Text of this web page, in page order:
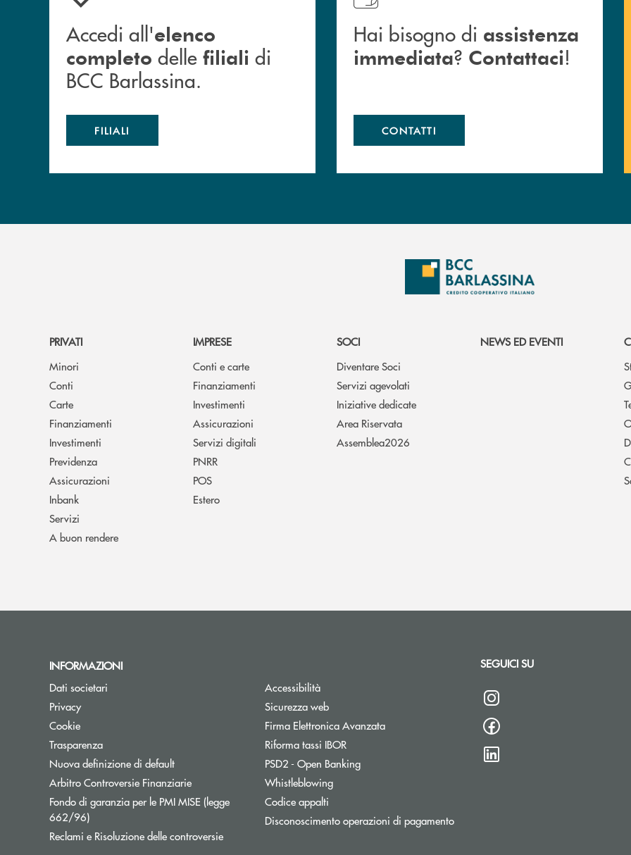
Accedi all'elenco
completo delle filiali di
BCC Barlassina.
FILIALI
Hai bisogno di assistenza
immediata? Contattaci!
CONTATTI
PRIVATI
Minori
Conti
Carte
Finanziamenti
Investimenti
Previdenza
Assicurazioni
Inbank
Servizi
A buon rendere
IMPRESE
Conti e carte
Finanziamenti
Investimenti
Assicurazioni
Servizi digitali
PNRR
POS
Estero
SOCI
Diventare Soci
Servizi agevolati
Iniziative dedicate
Area Riservata
Assemblea2026
NEWS ED EVENTI
INFORMAZIONI
Dati societari
Privacy
Cookie
Trasparenza
Nuova definizione di default
Arbitro Controversie FinanziarieApre una nuova finestra
Fondo di garanzia per le PMI MISE (legge
662/96)Apre una nuova finestra
Reclami e Risoluzione delle controversieApre una nuova finestra
Accessibilità
Sicurezza web
Firma Elettronica Avanzata
Riforma tassi IBOR
PSD2 - Open Banking
Whistleblowing
Codice appalti
Disconoscimento operazioni di pagamento
SEGUICI SU